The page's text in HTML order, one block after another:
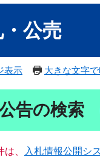
・公売
表示 大きな文字
告の検索
、 入札情報公開シ